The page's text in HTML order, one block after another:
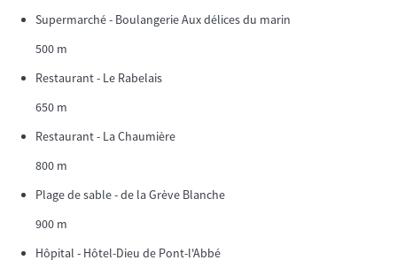
Supermarché - Boulangerie Aux délices du marin
500 m
Restaurant - Le Rabelais
650 m
Restaurant - La Chaumière
800 m
Plage de sable - de la Grève Blanche
900 m
Hôpital - Hôtel-Dieu de Pont-l'Abbé